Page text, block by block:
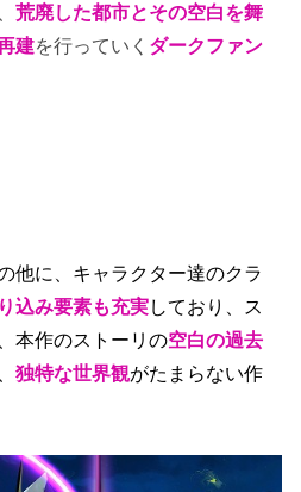
荒廃した都市とその空白を舞
建を行っていく ダークファン
他に、キャラクター達のクラ
込み要素も充実しており、ス
本作のストーリの空白の過去
独特な世界観がたまらない作